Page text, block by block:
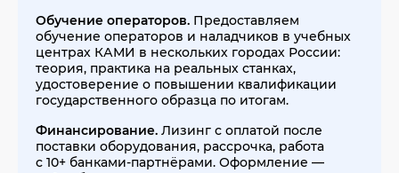
Обучение операторов. Предоставляем
обучение операторов и наладчиков в учебных
центрах КАМИ в нескольких городах России:
теория, практика на реальных станках,
удостоверение о повышении квалификации
государственного образца по итогам.
Финансирование. Лизинг с оплатой после
поставки оборудования, рассрочка, работа
с 10+ банками-партнёрами. Оформление —